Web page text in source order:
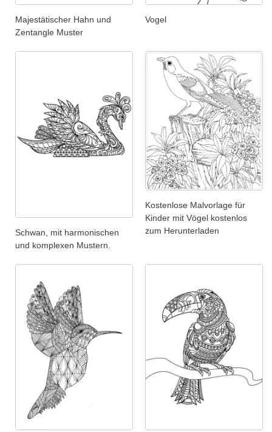
Majestätischer Hahn und
Zentangle Muster
Vogel
Schwan, mit harmonischen
und komplexen Mustern.
Kostenlose Malvorlage für
Kinder mit Vögel kostenlos
zum Herunterladen